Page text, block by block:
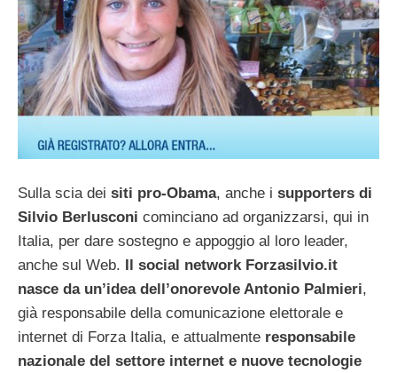
Sulla scia dei siti pro-Obama, anche i supporters di
Silvio Berlusconi cominciano ad organizzarsi, qui in
Italia, per dare sostegno e appoggio al loro leader,
anche sul Web. Il social network Forzasilvio.it
nasce da un’idea dell’onorevole Antonio Palmieri,
già responsabile della comunicazione elettorale e
internet di Forza Italia, e attualmente responsabile
nazionale del settore internet e nuove tecnologie